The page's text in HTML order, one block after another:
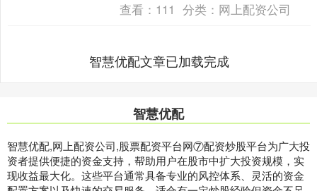
查看： 111 分类： 网上配资公司
智慧优配文章已加载完成
智慧优配
智慧优配,网上配资公司,股票配资平台网⑦配资炒股平台为广大投
资者提供便捷的资金支持，帮助用户在股市中扩大投资规模，实
现收益最大化。这些平台通常具备专业的风控体系、灵活的资金